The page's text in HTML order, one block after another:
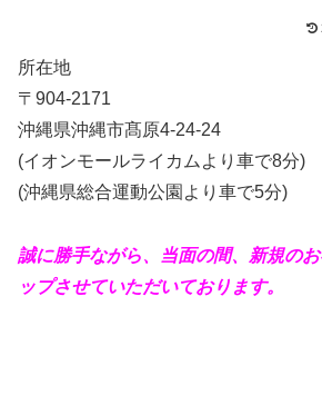
所在地
〒904-2171
沖縄県沖縄市髙原4-24-24
(イオンモールライカムより車で8分)
(沖縄県総合運動公園より車で5分)
誠に勝手ながら、当面の間、新規の
ップさせていただいております。